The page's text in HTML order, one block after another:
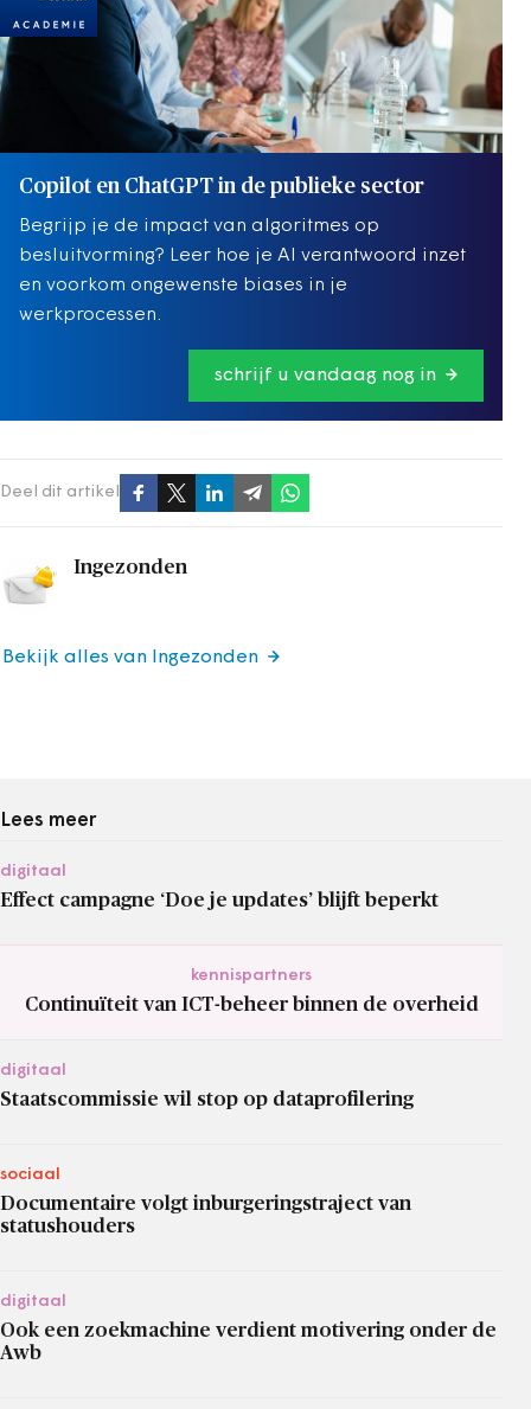
Copilot en ChatGPT in de publieke sector
Begrijp je de impact van algoritmes op
besluitvorming? Leer hoe je AI verantwoord inzet
en voorkom ongewenste biases in je
werkprocessen.
schrijf u vandaag nog in
Deel dit artikel
Ingezonden
Bekijk alles van Ingezonden
Lees meer
digitaal
Effect campagne ‘Doe je updates’ blijft beperkt
kennispartners
Continuïteit van ICT-beheer binnen de overheid
digitaal
Staatscommissie wil stop op dataprofilering
sociaal
Documentaire volgt inburgeringstraject van
statushouders
digitaal
Ook een zoekmachine verdient motivering onder de
Awb